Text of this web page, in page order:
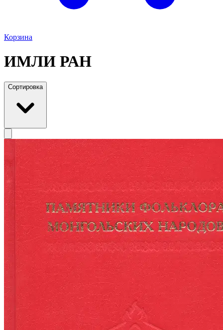
Корзина
ИМЛИ РАН
Сортировка